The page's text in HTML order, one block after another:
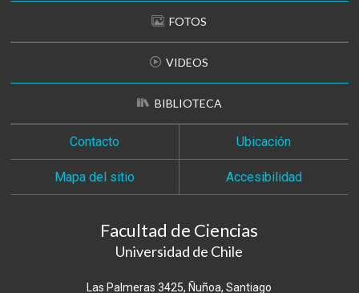
FOTOS
VIDEOS
BIBLIOTECA
Contacto Ubicación
Mapa del sitio Accesibilidad
Facultad de Ciencias
Universidad de Chile
Las Palmeras 3425, Ñuñoa, Santiago